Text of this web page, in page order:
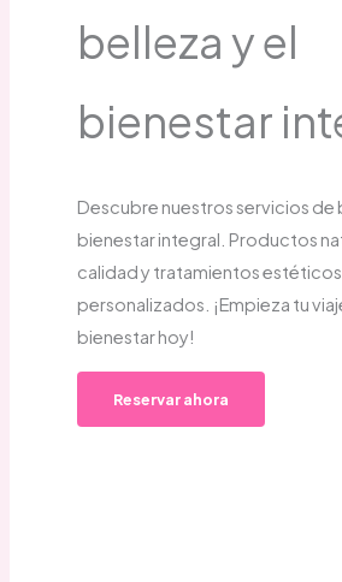
belleza y el
bienestar
Descubre nuestros servicios de
bienestar integral. Productos
calidad y tratamientos estéticos
personalizados. ¡Empieza tu
bienestar hoy!
Reservar ahora